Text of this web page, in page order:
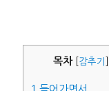
목차 감추기